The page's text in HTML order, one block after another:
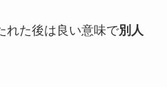
れた後は良い意味で別人